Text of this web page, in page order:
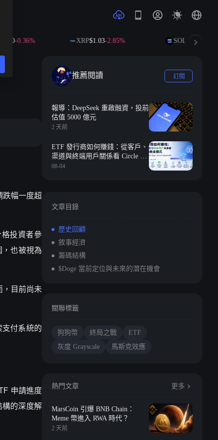
-0.36% XRP$1.03-2.85% SOL $72.39 -2.22%
幅一度超
投資者參
也被視為
，目前尚未
付系統的
申請進度
的深度解
推薦閱讀 訂閱
報導：DeepSeek 重啟融資，投前
估值 5000 億元
2 天前
ETF 發行商如何賺錢：從客戶、
渠道與終端用戶關係看 Circle 的
商業模式
08-04
文章目錄
歷史回顧
敘事經濟
籌碼結構
$Doge 當前定位與未來的潛在機會
關聯標籤
狗狗幣 終局之戰
ETF
灰度 Grayscale
馬斯克效應
熱門文章 更多
MarsCoin 引爆 BNB Chain：
Meme 幣進入 RWA 時代？
2 天前